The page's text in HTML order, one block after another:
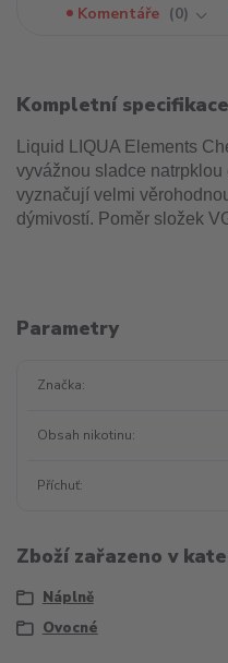
Komentáře
0
Kompletní specifikace
Liquid LIQUA Elements
vyvážnou sladce natrpklou
vyznačují velmi
dýmivostí. Poměr složek
Parametry
Značka
Obsah nikotinu
Příchuť
Zboží zařazeno v
Náplně
Ovocné